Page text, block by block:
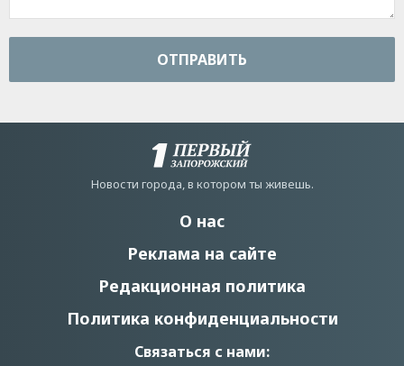
ОТПРАВИТЬ
Новости города, в котором ты живешь.
О нас
Реклама на сайте
Редакционная политика
Политика конфиденциальности
Связаться с нами: